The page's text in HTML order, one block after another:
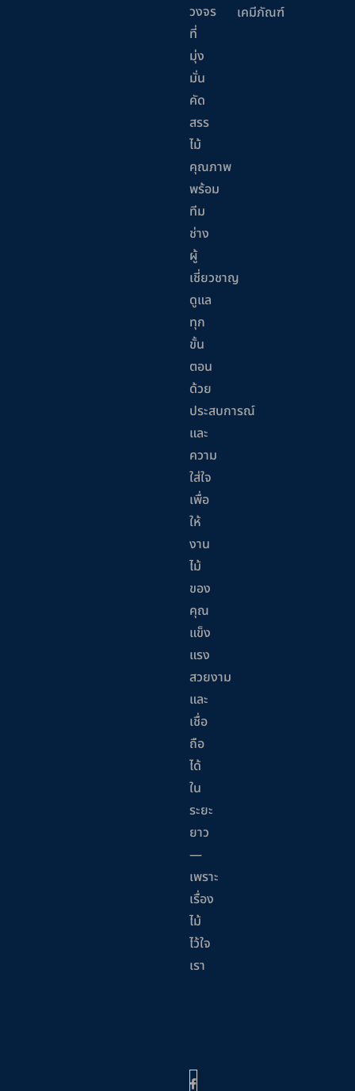
วงจร
ที่
มุ่ง
มั่น
คัด
สรร
ไม้
คุณภาพ
พร้อม
ทีม
ช่าง
ผู้
เชี่ยวชาญ
ดูแล
ทุก
ขั้น
ตอน
ด้วย
ประสบการณ์
และ
ความ
ใส่ใจ
เพื่อ
ให้
งาน
ไม้
ของ
คุณ
แข็ง
แรง
สวยงาม
และ
เชื่อ
ถือ
ได้
ใน
ระยะ
ยาว
—
เพราะ
เรื่อง
ไม้
ไว้ใจ
เรา
เคมีภัณฑ์